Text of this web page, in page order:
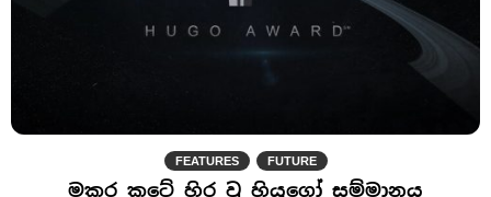
FEATURES FUTURE
මකර කටේ හිර වූ හියුගෝ සම්මානය